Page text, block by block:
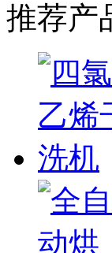
推荐产